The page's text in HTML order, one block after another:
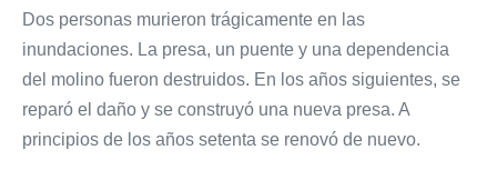
Dos personas murieron trágicamente en las
inundaciones. La presa, un puente y una dependencia
del molino fueron destruidos. En los años siguientes, se
reparó el daño y se construyó una nueva presa. A
principios de los años setenta se renovó de nuevo.